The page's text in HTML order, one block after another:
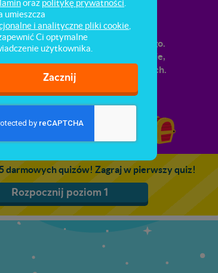
Setki
dziesiątkowego systemu pozycyjnego.
dziesiątek i jedności. Odczytywanie,
i porównywanie liczb trzycyfrowych.
darmowych quizów! Zagraj w pierwszy quiz!
Rozpocznij poziom 1
oraz politykę prywatności
umieszcza
i analityczne pliki cookie
Ci optymalne
użytkownika.
Zacznij